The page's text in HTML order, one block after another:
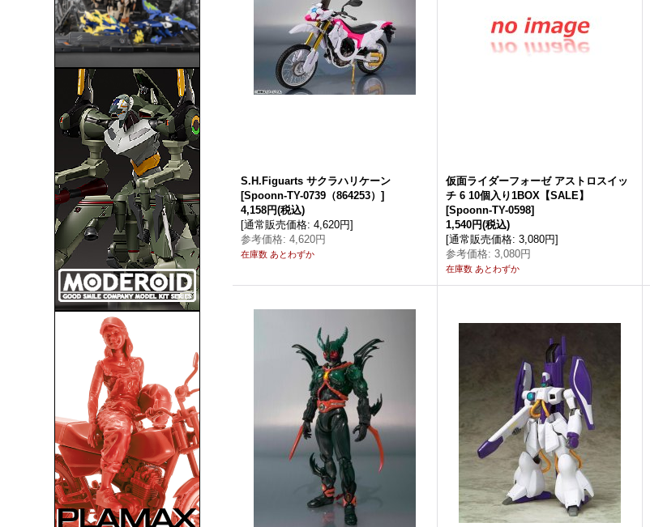
S.H.Figuarts サクラハリケーン
[Spoonn-TY-0739（864253）]
4,158円(税込)
[通常販売価格: 4,620円]
参考価格: 4,620円
在庫数 あとわずか
仮面ライダーフォーゼ アストロスイッ
チ 6 10個入り1BOX【SALE】
[Spoonn-TY-0598]
1,540円(税込)
[通常販売価格: 3,080円]
参考価格: 3,080円
在庫数 あとわずか